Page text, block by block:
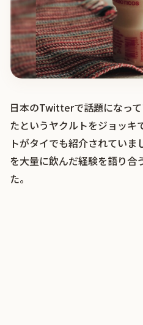
日本のTwitterで話題になっ
たというヤクルトをジョッキ
トがタイでも紹介されてい
を大量に飲んだ経験を語り合
た。